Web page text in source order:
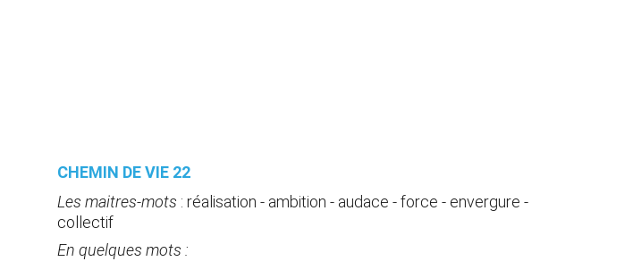
CHEMIN DE VIE 22
Les maitres-mots : réalisation - ambition - audace - force - envergure -
collectif
En quelques mots :